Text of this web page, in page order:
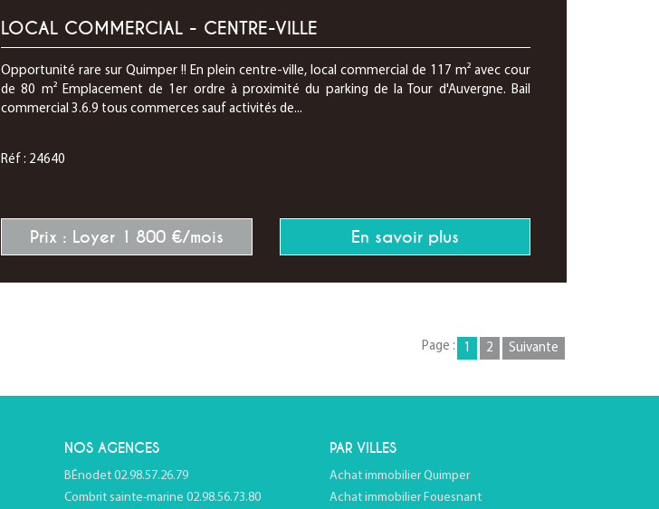
LOCAL COMMERCIAL - CENTRE-VILLE
Opportunité rare sur Quimper !! En plein centre-ville, local commercial de 117 m² avec cour
de 80 m² Emplacement de 1er ordre à proximité du parking de la Tour d'Auvergne. Bail
commercial 3.6.9 tous commerces sauf activités de...
Réf : 24640
Prix : Loyer 1 800 €/mois En savoir plus
1 2 Suivante
Page :
NOS AGENCES
BÉnodet 02.98.57.26.79
Combrit sainte-marine 02.98.56.73.80
PAR VILLES
Achat immobilier Quimper
Achat immobilier Fouesnant